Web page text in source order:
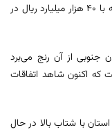
طرح انتقال گاز از دشتک زابل به نهبندان و سربیشه با ۴۰ هزار میلیارد ریال در
جنوبی از آن رنج می‌برد
که اکنون شاهد اتفاقات
استان با شتاب بالا در حال